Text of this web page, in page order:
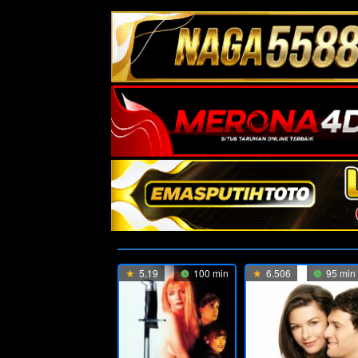
5.19 100 min 6.506 95 min